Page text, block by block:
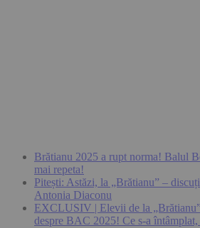
Brătianu 2025 a rupt norma! Balul
mai repeta!
Pitești: Astăzi, la „Brătianu” –
Antonia Diaconu
EXCLUSIV | Elevii de la
despre BAC 2025! Ce s-a